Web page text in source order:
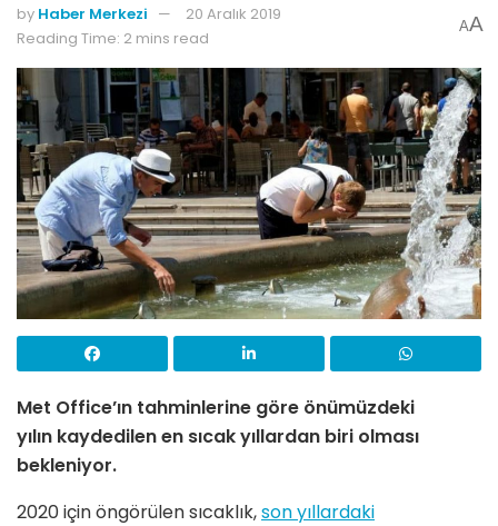
by Haber Merkezi
20 Aralık 2019
Reading Time: 2 mins read
AA
Met Office’ın tahminlerine göre önümüzdeki
yılın kaydedilen en sıcak yıllardan biri olması
bekleniyor.
2020 için öngörülen sıcaklık,son yıllardaki